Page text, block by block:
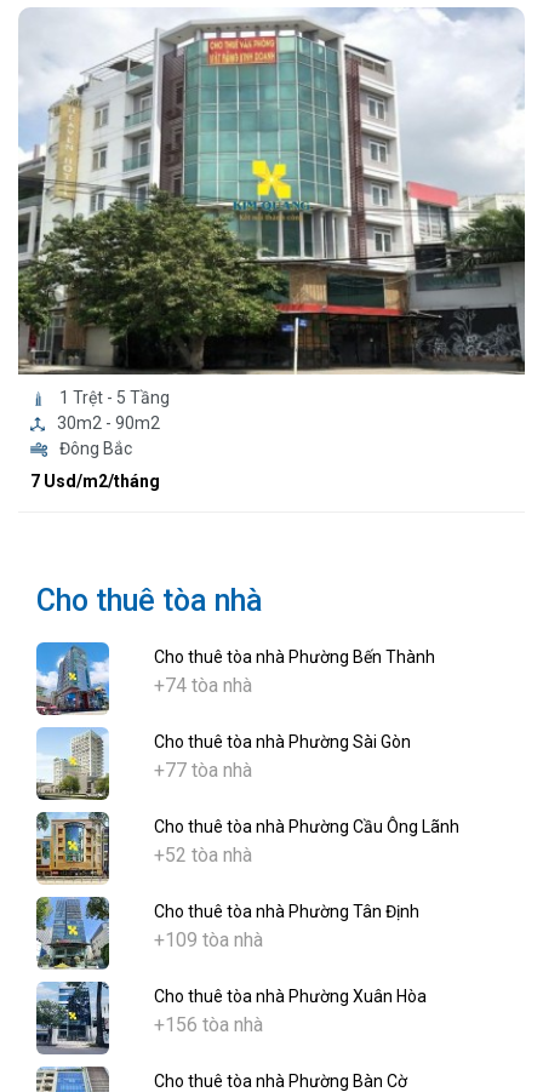
1 Trệt - 5 Tầng
30m2 - 90m2
Đông Bắc
7 Usd/m2/tháng
Cho thuê tòa nhà
Cho thuê tòa nhà Phường Bến Thành
+74 tòa nhà
Cho thuê tòa nhà Phường Sài Gòn
+77 tòa nhà
Cho thuê tòa nhà Phường Cầu Ông Lãnh
+52 tòa nhà
Cho thuê tòa nhà Phường Tân Định
+109 tòa nhà
Cho thuê tòa nhà Phường Xuân Hòa
+156 tòa nhà
Cho thuê tòa nhà Phường Bàn Cờ